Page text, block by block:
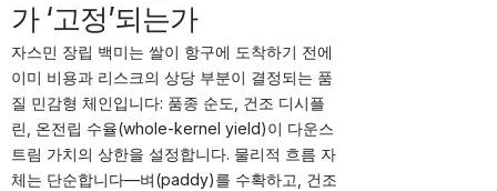
가 ‘고정’되는가
자스민 장립 백미는 쌀이 항구에 도착하기 전에
이미 비용과 리스크의 상당 부분이 결정되는 품
질 민감형 체인입니다: 품종 순도, 건조 디시플
린, 온전립 수율(whole-kernel yield)이 다운스
트림 가치의 상한을 설정합니다. 물리적 흐름 자
체는 단순합니다—벼(paddy)를 수확하고, 건조